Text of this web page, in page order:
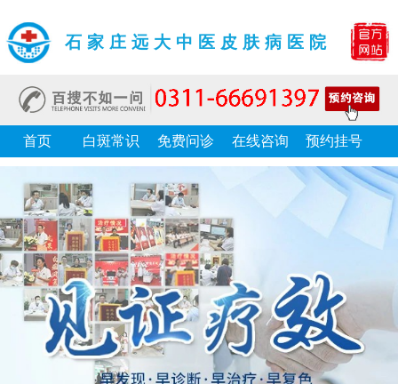
石家庄远大中医皮肤病医院
首页 白斑常识 免费问诊 在线咨询 预约挂号